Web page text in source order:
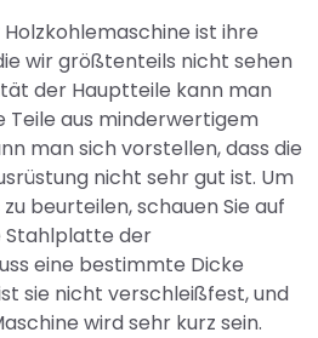
ist ihre
wir größtenteils nicht sehen
der Hauptteile kann man
Teile aus minderwertigem
man sich vorstellen, dass die
nicht sehr gut ist. Um
beurteilen, schauen Sie auf
Stahlplatte der
eine bestimmte Dicke
sie nicht verschleißfest, und
wird sehr kurz sein.